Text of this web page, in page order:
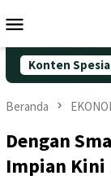
ke
Mobile
Konten
Aksi Nyata
Beranda
Dengan
Impian Kini